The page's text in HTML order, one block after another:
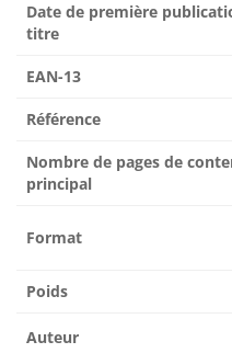
Date de première
titre
EAN-13
Référence
Nombre de pages de
principal
Format
Poids
Auteur